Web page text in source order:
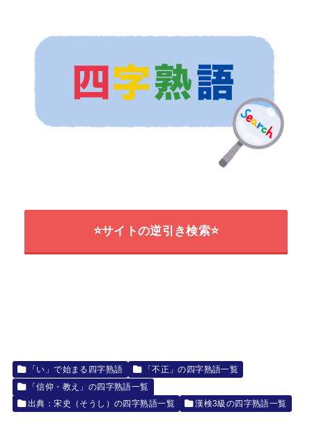
⭐サイトの逆引き検索⭐
「い」で始まる四字熟語
「不正」の四字熟語一覧
「信仰・教え」の四字熟語一覧
出典：宋史（そうし）の四字熟語一覧
漢検3級の四字熟語一覧